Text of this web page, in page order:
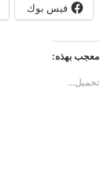
فيس بوك
معجب بهذه:
تحميل...